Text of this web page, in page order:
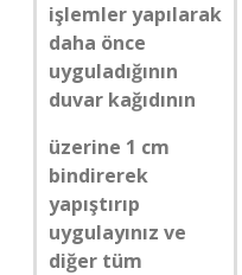
işlemler yapılarak
daha önce
uyguladığının
duvar kağıdının
üzerine 1 cm
bindirerek
yapıştırıp
uygulayınız ve
diğer tüm